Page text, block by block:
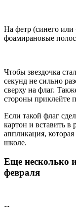
На фетр (синего или
фоамирановые
Чтобы звездочка
секунд не сильно
сверху на флаг.
стороны приклейте
Если такой флаг
картон и вставить в
аппликация,
школе.
Еще несколько
февраля